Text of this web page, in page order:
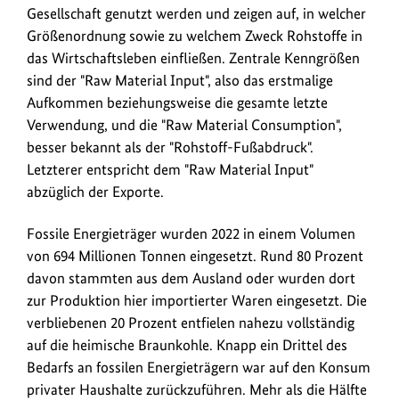
Gesellschaft genutzt werden und zeigen auf, in welcher
Größenordnung sowie zu welchem Zweck Rohstoffe in
das Wirtschaftsleben einfließen. Zentrale Kenngrößen
sind der "Raw Material Input", also das erstmalige
Aufkommen beziehungsweise die gesamte letzte
Verwendung, und die "Raw Material Consumption",
besser bekannt als der "Rohstoff-Fußabdruck".
Letzterer entspricht dem "Raw Material Input"
abzüglich der Exporte.
Fossile Energieträger wurden 2022 in einem Volumen
von 694 Millionen Tonnen eingesetzt. Rund 80 Prozent
davon stammten aus dem Ausland oder wurden dort
zur Produktion hier importierter Waren eingesetzt. Die
verbliebenen 20 Prozent entfielen nahezu vollständig
auf die heimische Braunkohle. Knapp ein Drittel des
Bedarfs an fossilen Energieträgern war auf den Konsum
privater Haushalte zurückzuführen. Mehr als die Hälfte